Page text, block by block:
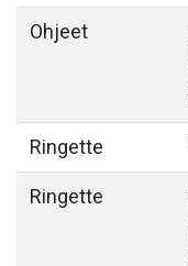
Ohjeet
Ringette
Ringette